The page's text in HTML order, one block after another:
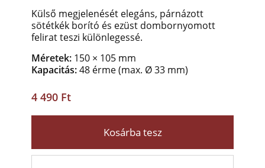
Külső megjelenését elegáns, párnázott
sötétkék borító és ezüst dombornyomott
felirat teszi különlegessé.
Méretek: 150 × 105 mm
Kapacitás:48 érme (max. Ø 33 mm)
4 490 Ft
Kosárba tesz